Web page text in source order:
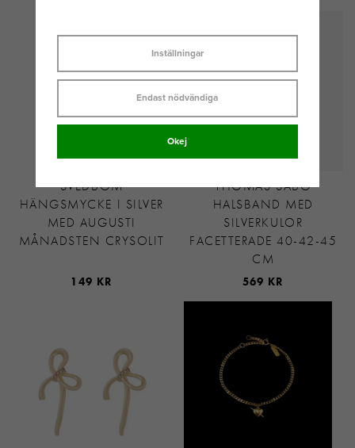
SVEDBOM
HÄNGSMYCKE I SILVER
MED AUGUSTI
MÅNADSTEN CRYSOLIT
149 KR
THOMAS SABO
HALSBAND MED
SILVERKULOR
FACETTERADE 40-42-45
CM
569 KR
Inställningar
Endast nödvändiga
Okej